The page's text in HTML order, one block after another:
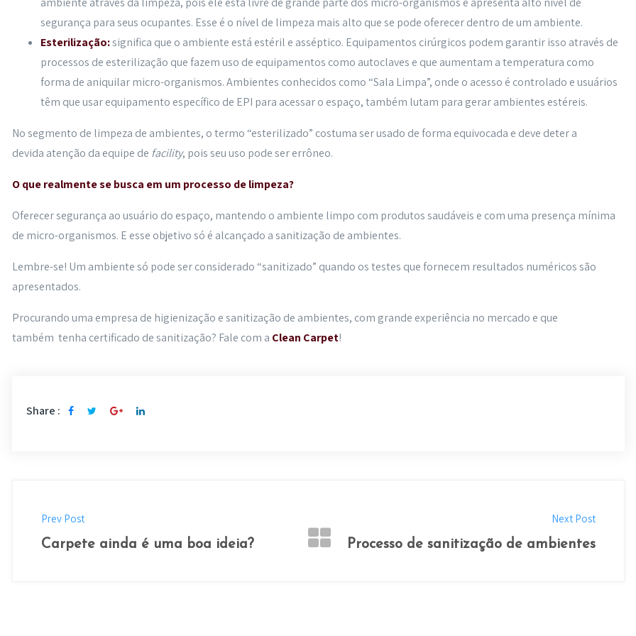
segurança para seus ocupantes. Esse é o nível de limpeza mais alto que se pode oferecer dentro de um ambiente.
Esterilização:significa que o ambiente está estéril e asséptico. Equipamentos cirúrgicos podem garantir isso através de
processos de esterilização que fazem uso de equipamentos como autoclaves e que aumentam a temperatura como
forma de aniquilar micro-organismos. Ambientes conhecidos como “Sala Limpa”, onde o acesso é controlado e usuários
têm que usar equipamento específico de EPI para acessar o espaço, também lutam para gerar ambientes estéreis.
No segmento de limpeza de ambientes, o termo “esterilizado” costuma ser usado de forma equivocada e deve deter a
devida atenção da equipe de facility, pois seu uso pode ser errôneo.
O que realmente se busca em um processo de limpeza?
Oferecer segurança ao usuário do espaço, mantendo o ambiente limpo com produtos saudáveis e com uma presença mínima
de micro-organismos. E esse objetivo só é alcançado a sanitização de ambientes.
Lembre-se! Um ambiente só pode ser considerado “sanitizado” quando os testes que fornecem resultados numéricos são
apresentados.
Procurando uma empresa de higienização e sanitização de ambientes, com grande experiência no mercado e que
também tenha certificado de sanitização? Fale com a Clean Carpet!
Share :
Prev Post
Carpete ainda é uma boa ideia?
Next Post
Processo de sanitização de ambientes